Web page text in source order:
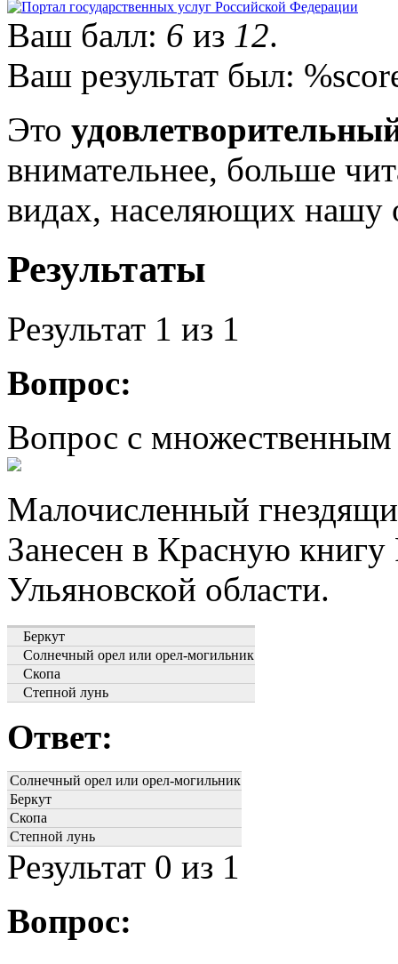
Ваш балл: 6 из 12.
Ваш результат был:
Это
внимательнее, больше
видах, населяющих нашу
Результаты
Результат 1 из 1
Вопрос:
Вопрос с
Малочисленный
Занесен в Красную
Ульяновской области.
Беркут
Солнечный орел или орел-могильник
Скопа
Степной лунь
Ответ:
Солнечный орел или орел-могильник
Беркут
Скопа
Степной лунь
Результат 0 из 1
Вопрос: